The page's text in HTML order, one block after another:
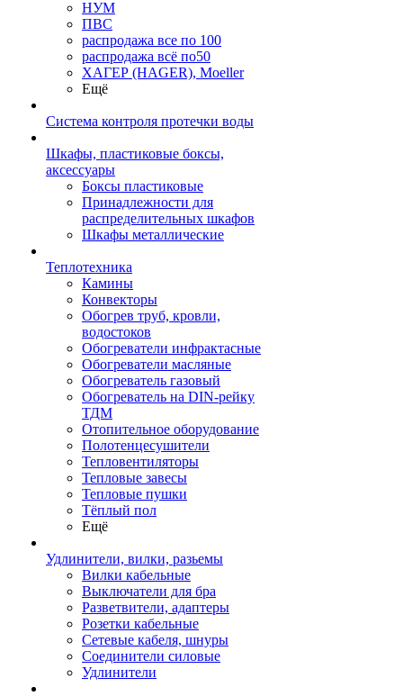
НУМ
ПВС
распродажа все по 100
распродажа всё по50
ХАГЕР (HAGER), Moeller
Ещё
Система контроля протечки воды
Шкафы, пластиковые боксы,
аксессуары
Боксы пластиковые
Принадлежности для
распределительных шкафов
Шкафы металлические
Теплотехника
Камины
Конвекторы
Обогрев труб, кровли,
водостоков
Обогреватели инфрактасные
Обогреватели масляные
Обогреватель газовый
Обогреватель на DIN-рейку
ТДМ
Отопительное оборудование
Полотенцесушители
Тепловентиляторы
Тепловые завесы
Тепловые пушки
Тёплый пол
Ещё
Удлинители, вилки, разьемы
Вилки кабельные
Выключатели для бра
Разветвители, адаптеры
Розетки кабельные
Сетевые кабеля, шнуры
Соединители силовые
Удлинители